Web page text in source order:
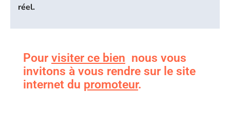
réel.
Pour visiter ce bien nous vous
invitons à vous rendre sur le site
internet du promoteur.